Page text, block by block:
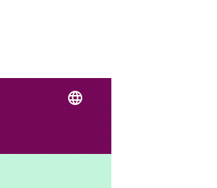
language